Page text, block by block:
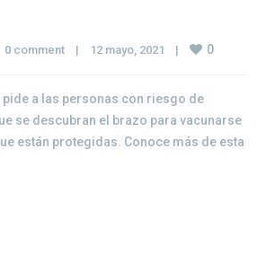
0 comment | 12 mayo, 2021 | 0
pide a las personas con riesgo de
se descubran el brazo para vacunarse
están protegidas. Conoce más de esta